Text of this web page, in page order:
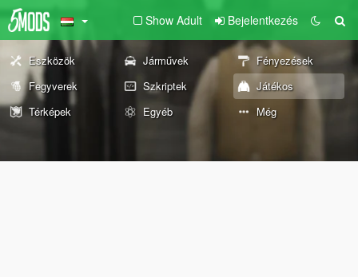
Show Adult Bejelentkezés
Eszközök Járművek
Fényezések
Fegyverek
Szkriptek
Játékos
Térképek
Egyéb Még